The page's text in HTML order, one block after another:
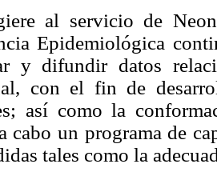
al servicio de
Epidemiológica
y difundir datos
con el fin de
así como la
cabo un programa de
tales como la